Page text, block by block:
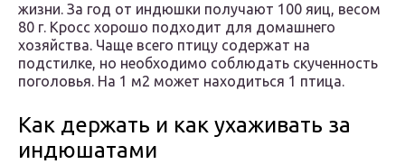
жизни. За год от индюшки получают 100 яиц, весом
80 г. Кросс хорошо подходит для домашнего
хозяйства. Чаще всего птицу содержат на
подстилке, но необходимо соблюдать скученность
поголовья. На 1 м2 может находиться 1 птица.
Как держать и как ухаживать за
индюшатами